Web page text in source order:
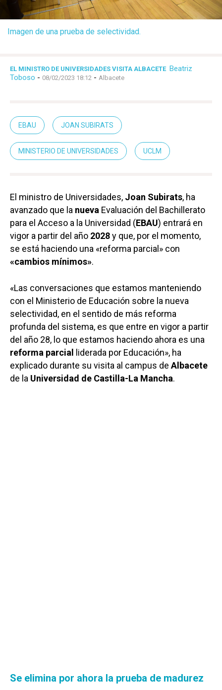
Imagen de una prueba de selectividad.
EL MINISTRO DE UNIVERSIDADES VISITA ALBACETE Beatriz
Toboso - 08/02/2023 18:12 - Albacete
EBAU JOAN SUBIRATS
MINISTERIO DE UNIVERSIDADES UCLM
El ministro de Universidades, Joan Subirats, ha
avanzado que la nueva Evaluación del Bachillerato
para el Acceso a la Universidad (EBAU) entrará en
vigor a partir del año 2028y que, por el momento,
se está haciendo una «reforma parcial» con
«cambios mínimos».
«Las conversaciones que estamos manteniendo
con el Ministerio de Educación sobre la nueva
selectividad, en el sentido de más reforma
profunda del sistema, es que entre en vigor a partir
del año 28, lo que estamos haciendo ahora es una
reforma parcial
liderada por Educación», ha
explicado durante su visita al campus deAlbacete
de la Universidad de Castilla-La Mancha.
Se elimina por ahora la prueba de madurez